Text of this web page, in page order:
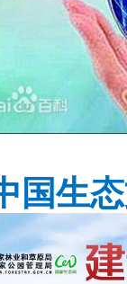
国生